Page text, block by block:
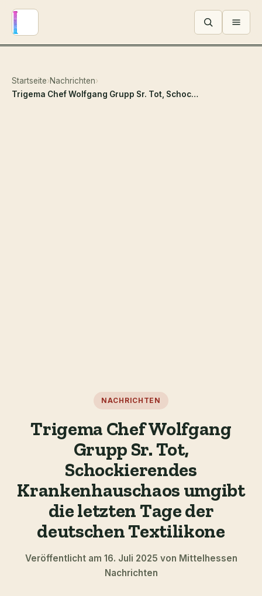
Menü
Startseite›Nachrichten›
Trigema Chef Wolfgang Grupp Sr. Tot, Schockierendes Krankenhauschaos umgibt die letzten Tage der deutschen Textilikone
NACHRICHTEN
Trigema Chef Wolfgang
Grupp Sr. Tot,
Schockierendes
Krankenhauschaos umgibt
die letzten Tage der
deutschen Textilikone
Veröffentlicht am 16. Juli 2025 von Mittelhessen
Nachrichten